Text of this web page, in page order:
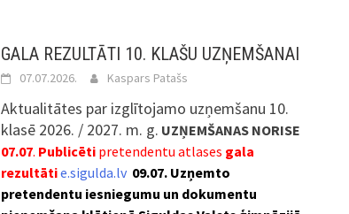
GALA REZULTĀTI 10. KLAŠU UZŅEMŠANAI
07.07.2026. Kaspars Patašs
Aktualitātes par izglītojamo uzņemšanu 10.
klasē 2026. / 2027. m. g. UZŅEMŠANAS NORISE
07.07. Publicēti pretendentu atlases gala
rezultātie.sigulda.lv 09.07. Uzņemto
pretendentu iesniegumu un dokumentu